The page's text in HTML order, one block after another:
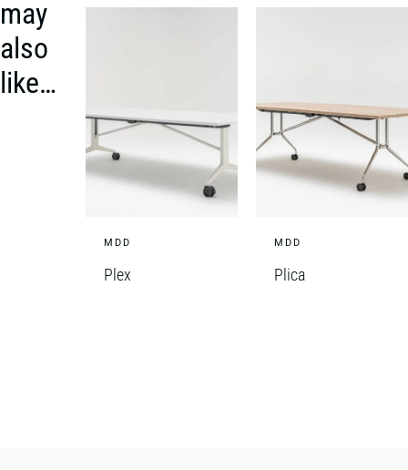
may
also
like…
MDD
Plex
MDD
Plica